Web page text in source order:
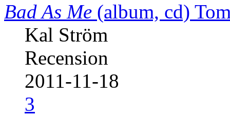
Bad As Me (album, cd)
Kal Ström
Recension
2011-11-18
3